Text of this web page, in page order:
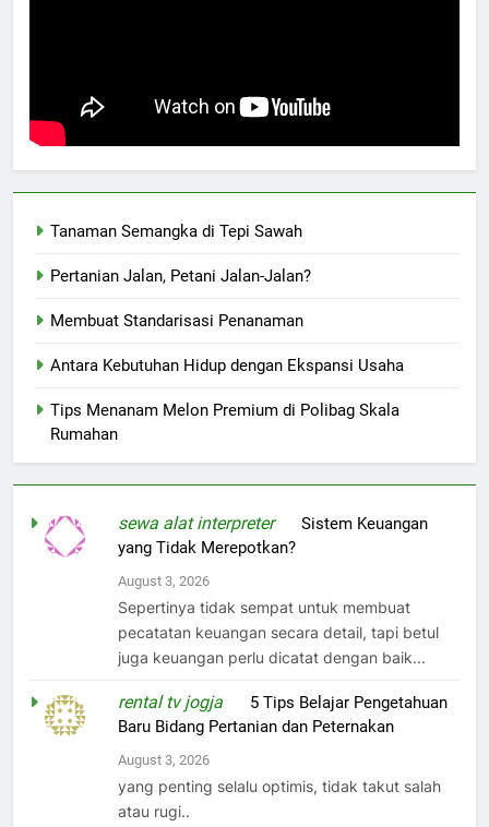
Tanaman Semangka di Tepi Sawah
Pertanian Jalan, Petani Jalan-Jalan?
Membuat Standarisasi Penanaman
Antara Kebutuhan Hidup dengan Ekspansi Usaha
Tips Menanam Melon Premium di Polibag Skala
Rumahan
sewa alat interpreteronSistem Keuangan
yang Tidak Merepotkan?
August 3, 2026
Sepertinya tidak sempat untuk membuat
pecatatan keuangan secara detail, tapi betul
juga keuangan perlu dicatat dengan baik...
rental tv jogja
5 Tips Belajar Pengetahuan
Baru Bidang Pertanian dan Peternakan
August 3, 2026
yang penting selalu optimis, tidak takut salah
atau rugi..